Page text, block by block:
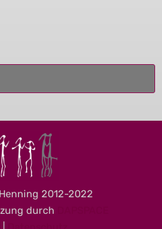
2012-2022
durch